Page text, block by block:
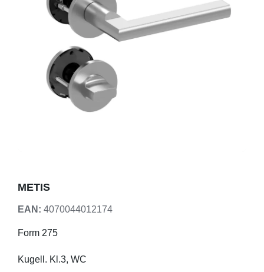
METIS
EAN: 4070044012174
Form 275
Kugell. Kl.3, WC